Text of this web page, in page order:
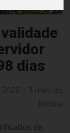
dias
2020 | 3 min. de
leitura
de